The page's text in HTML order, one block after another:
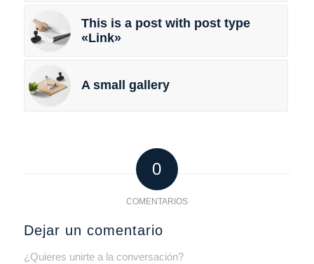
This is a post with post type
«Link»
A small gallery
0
COMENTARIOS
Dejar un comentario
¿Quieres unirte a la conversación?